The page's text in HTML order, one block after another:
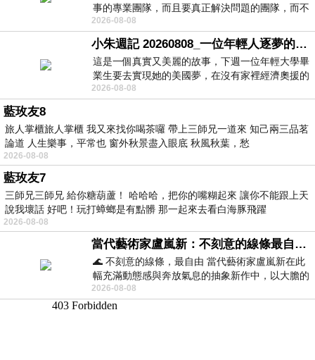
事的專業團隊，而且要真正解決問題的團隊，而不
是只會到處甩鍋的雙標團隊，最近民進黨
2026-08-08
小朱週記 20260808_一位年輕人逐夢的真實故事
這是一個真實又美麗的故事，下週一位年輕大學畢
業生要去實現她的美國夢，在沒有家裡經濟奧援的
情況下，靠著自我努力工作累積出國基
2026-08-08
藍玫友8
旅人掌櫃旅人掌櫃 我又來找你喝茶囉 帶上三師兄一道來 知己兩三品茗
論道 人生樂事，平常也 窗外秋景盡入眼底 秋風秋葉，愁
2026-08-08
藍玫友7
三師兄三師兄 給你糖葫蘆！ 哈哈哈，把你的嘴糊起來 讓你不能跟上天
說我壞話 好吧！玩打蟑螂是有點髒 那一起來去看白海豚飛躍
2026-08-08
當代藝術家盧嵐新：不刻意的線條最自由，讓色彩流動、筆觸自己說話
🌊 不刻意的線條，最自由 當代藝術家盧嵐新在此
幅充滿動態感與奔放氣息的抽象新作中，以大膽的
藍色顏料在白色畫布上揮灑、壓印與流淌
2026-08-08